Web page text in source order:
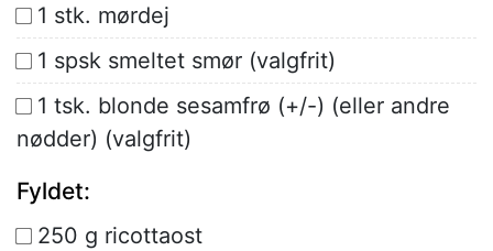
1 stk. mørdej
1 spsk smeltet smør (valgfrit)
1 tsk. blonde sesamfrø (+/-) (eller andre
nødder) (valgfrit)
Fyldet:
250 g ricottaost